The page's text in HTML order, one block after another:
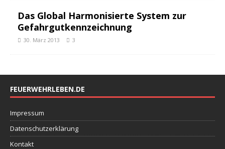
Das Global Harmonisierte System zur
Gefahrgutkennzeichnung
30. März 2013 3
FEUERWEHRLEBEN.DE
Impressum
Datenschutzerklärung
Kontakt